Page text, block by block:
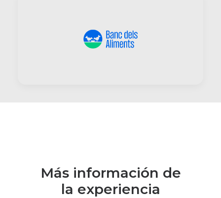
Más información de
la experiencia